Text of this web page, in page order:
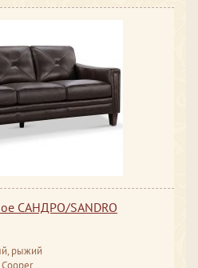
САНДРО/SANDRO
рыжий